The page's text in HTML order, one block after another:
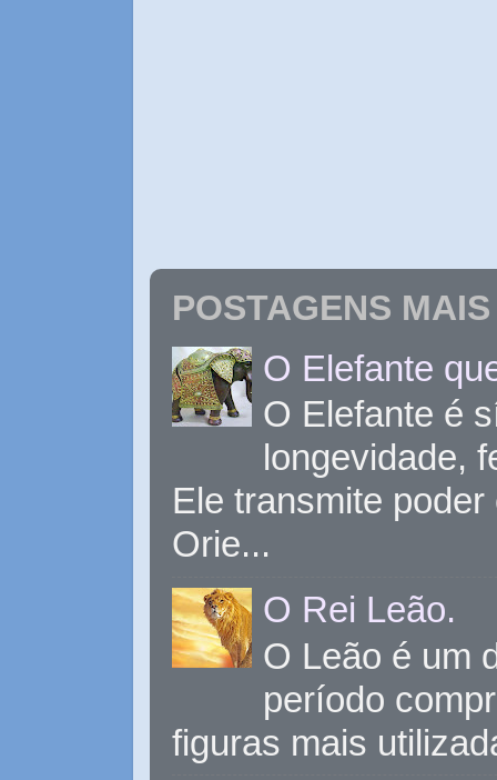
POSTAGENS
O Elefante
O Elefante é
longevidade,
Ele transmite
Orie...
O Rei Leão.
O Leão é um
período
figuras mais